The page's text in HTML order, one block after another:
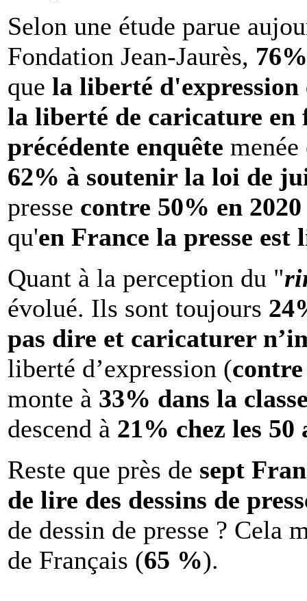
Selon une étude parue
Fondation Jean-Jaurès,
que la liberté
la liberté de caricature
précédente enquête
62% à soutenir la loi de
presse contre 50% en 2020
qu'en France la presse est
Quant à la perception du "
évolué. Ils sont toujours
pas dire et caricaturer
liberté d’expression (
monte à 33% dans la
descend à 21% chez les 50
Reste que près de sept
de lire des dessins de
de dessin de presse ? Cela
de Français (65 %).